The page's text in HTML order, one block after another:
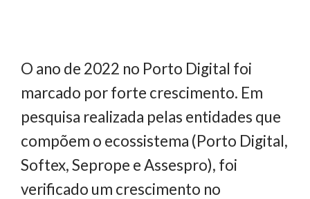
O ano de 2022 no Porto Digital foi
marcado por forte crescimento. Em
pesquisa realizada pelas entidades que
compõem o ecossistema (Porto Digital,
Softex, Seprope e Assespro), foi
verificado um crescimento no